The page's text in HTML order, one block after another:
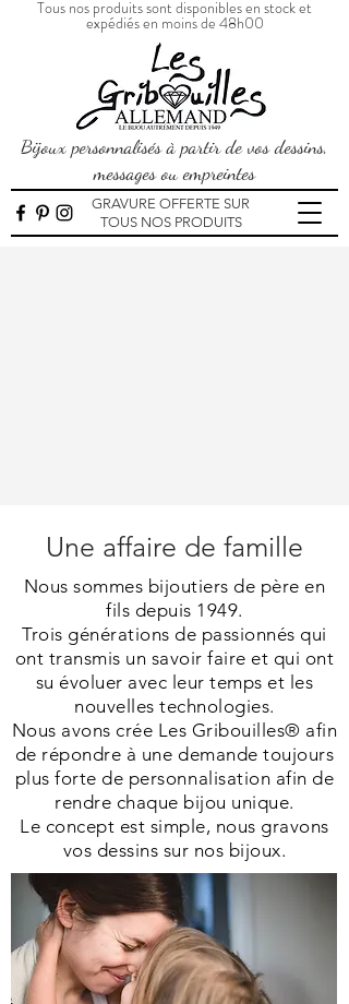
Bijoux personnalisés à partir de vos dessins,
messages ou empreintes
Tous nos produits sont disponibles en stock et
expédiés en moins de 48h00
GRAVURE OFFERTE SUR
TOUS NOS PRODUITS
Une affaire de famille
Nous sommes bijoutiers de père en
fils depuis 1949.
Trois générations de passionnés qui
ont transmis un savoir faire et qui ont
su évoluer avec leur temps et les
nouvelles technologies.
Nous avons crée Les Gribouilles® afin
de répondre à une demande toujours
plus forte de personnalisation afin de
rendre chaque bijou unique.
Le concept est simple, nous gravons
vos dessins sur nos bijoux.